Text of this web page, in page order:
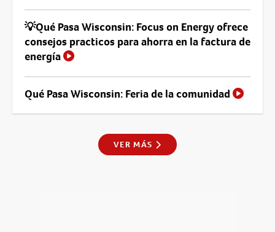
💡Qué Pasa Wisconsin: Focus on Energy ofrece
consejos practicos para ahorra en la factura de
energía
Qué Pasa Wisconsin: Feria de la comunidad
VER MÁS